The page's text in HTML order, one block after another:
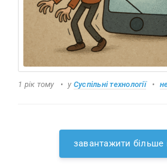
1 рік тому у Суспільні технології
завантажити більше